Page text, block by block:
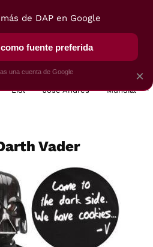
VEGUI
Lidl José Andrés Mundial
Vader
×
de DAP en Google
fuente preferida
una cuenta de Google